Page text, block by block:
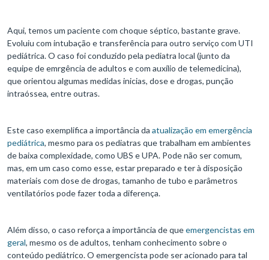
Aqui, temos um paciente com choque séptico, bastante grave.
Evoluiu com intubação e transferência para outro serviço com UTI
pediátrica. O caso foi conduzido pela pediatra local (junto da
equipe de emrgência de adultos e com auxílio de telemedicina),
que orientou algumas medidas inicias, dose e drogas, punção
intraóssea, entre outras.
Este caso exemplifica a importância da atualização em emergência
pediátrica, mesmo para os pediatras que trabalham em ambientes
de baixa complexidade, como UBS e UPA. Pode não ser comum,
mas, em um caso como esse, estar preparado e ter à disposição
materiais com dose de drogas, tamanho de tubo e parâmetros
ventilatórios pode fazer toda a diferença.
Além disso, o caso reforça a importância de queemergencistas em
geral, mesmo os de adultos, tenham conhecimento sobre o
conteúdo pediátrico. O emergencista pode ser acionado para tal